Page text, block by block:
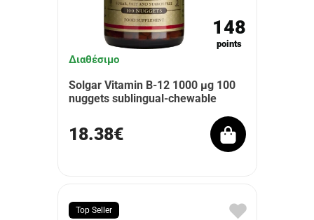
148
points
Διαθέσιμο
Solgar Vitamin B-12 1000 μg 100
nuggets sublingual-chewable
18.38€
Top Seller